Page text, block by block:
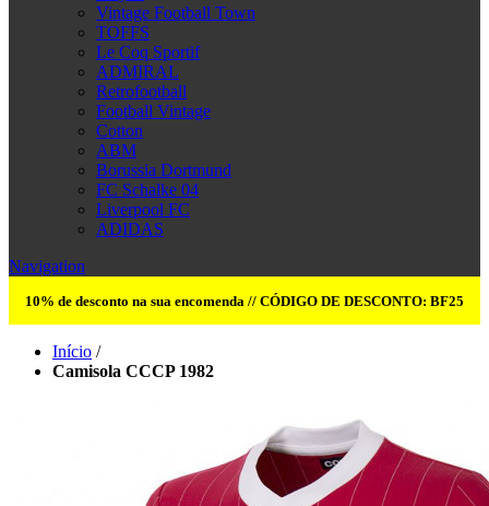
Vintage Football Town
TOFFS
Le Coq Sportif
ADMIRAL
Retrofootball
Football Vintage
Cotton
ABM
Borussia Dortmund
FC Schalke 04
Liverpool FC
ADIDAS
Navigation
10% de desconto na sua encomenda // CÓDIGO DE DESCONTO: BF25
Início /
Camisola CCCP 1982